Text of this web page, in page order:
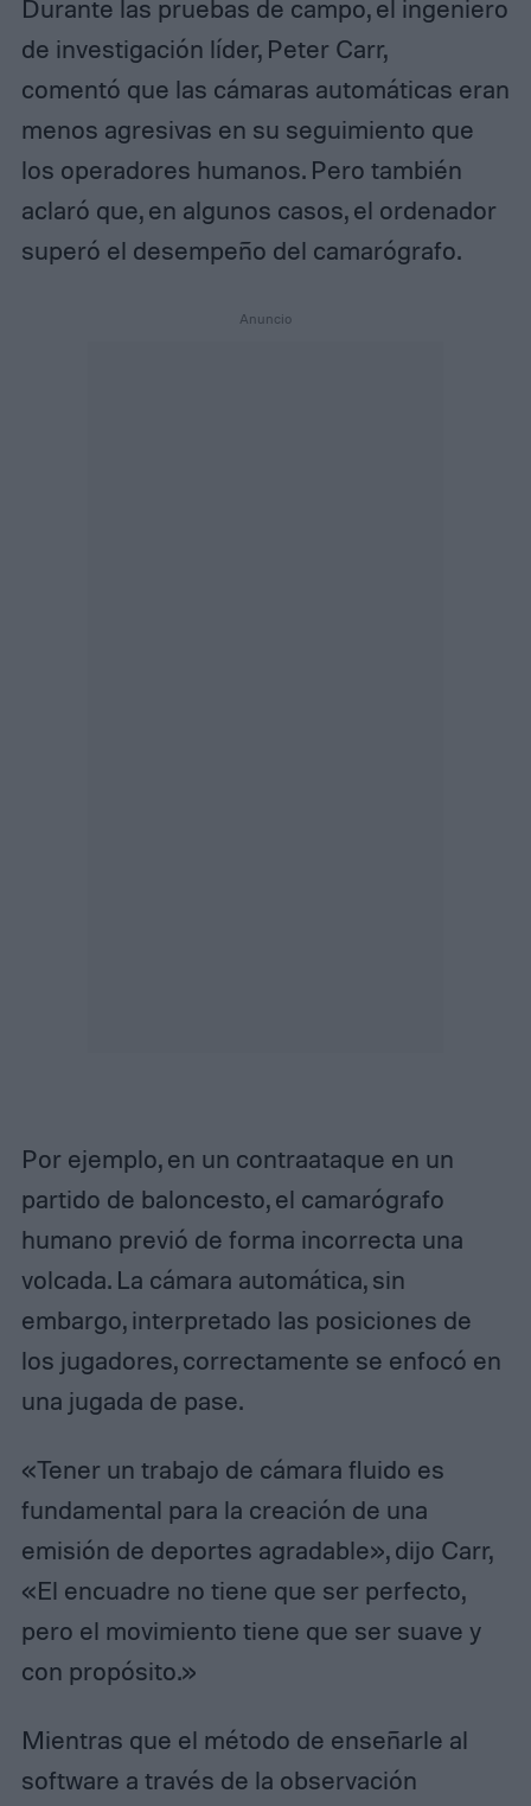
Durante las pruebas de campo, el ingeniero
de investigación líder, Peter Carr,
comentó que las cámaras automáticas eran
menos agresivas en su seguimiento que
los operadores humanos. Pero también
aclaró que, en algunos casos, el ordenador
superó el desempeño del camarógrafo.
Por ejemplo, en un contraataque en un
partido de baloncesto, el camarógrafo
humano previó de forma incorrecta una
volcada. La cámara automática, sin
embargo, interpretado las posiciones de
los jugadores, correctamente se enfocó en
una jugada de pase.
«Tener un trabajo de cámara fluido es
fundamental para la creación de una
emisión de deportes agradable», dijo Carr,
«El encuadre no tiene que ser perfecto,
pero el movimiento tiene que ser suave y
con propósito.»
Mientras que el método de enseñarle al
software a través de la observación